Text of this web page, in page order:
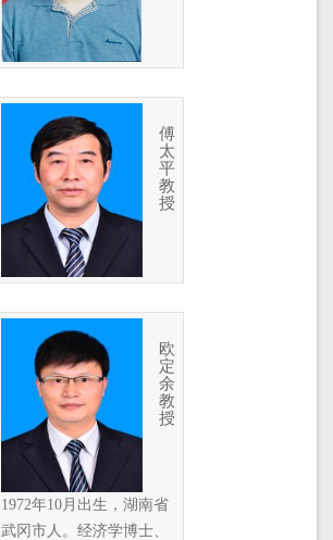
傅
太
平
教
授
欧
定
余
教
授
1972年10月出生，湖南省
武冈市人。经济学博士、